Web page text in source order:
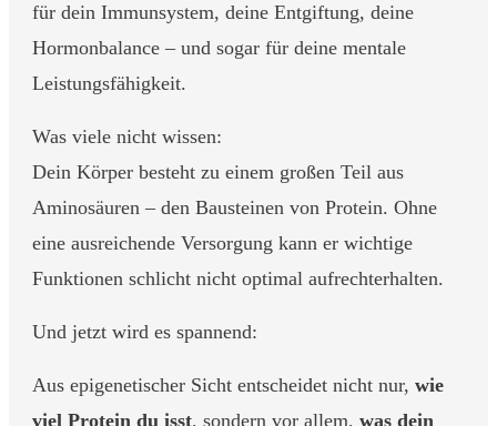
für dein Immunsystem, deine Entgiftung, deine
Hormonbalance – und sogar für deine mentale
Leistungsfähigkeit.
Was viele nicht wissen:
Dein Körper besteht zu einem großen Teil aus
Aminosäuren – den Bausteinen von Protein. Ohne
eine ausreichende Versorgung kann er wichtige
Funktionen schlicht nicht optimal aufrechterhalten.
Und jetzt wird es spannend:
Aus epigenetischer Sicht entscheidet nicht nur, wie
viel Protein du isst, sondern vor allem, was dein